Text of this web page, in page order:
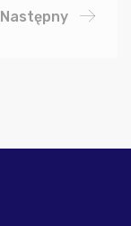
Następny